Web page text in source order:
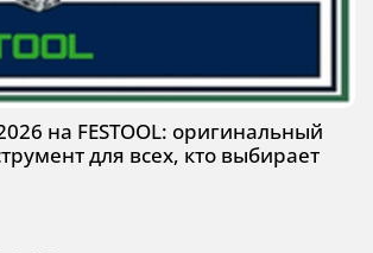
на FESTOOL: оригинальный
для всех, кто выбирает